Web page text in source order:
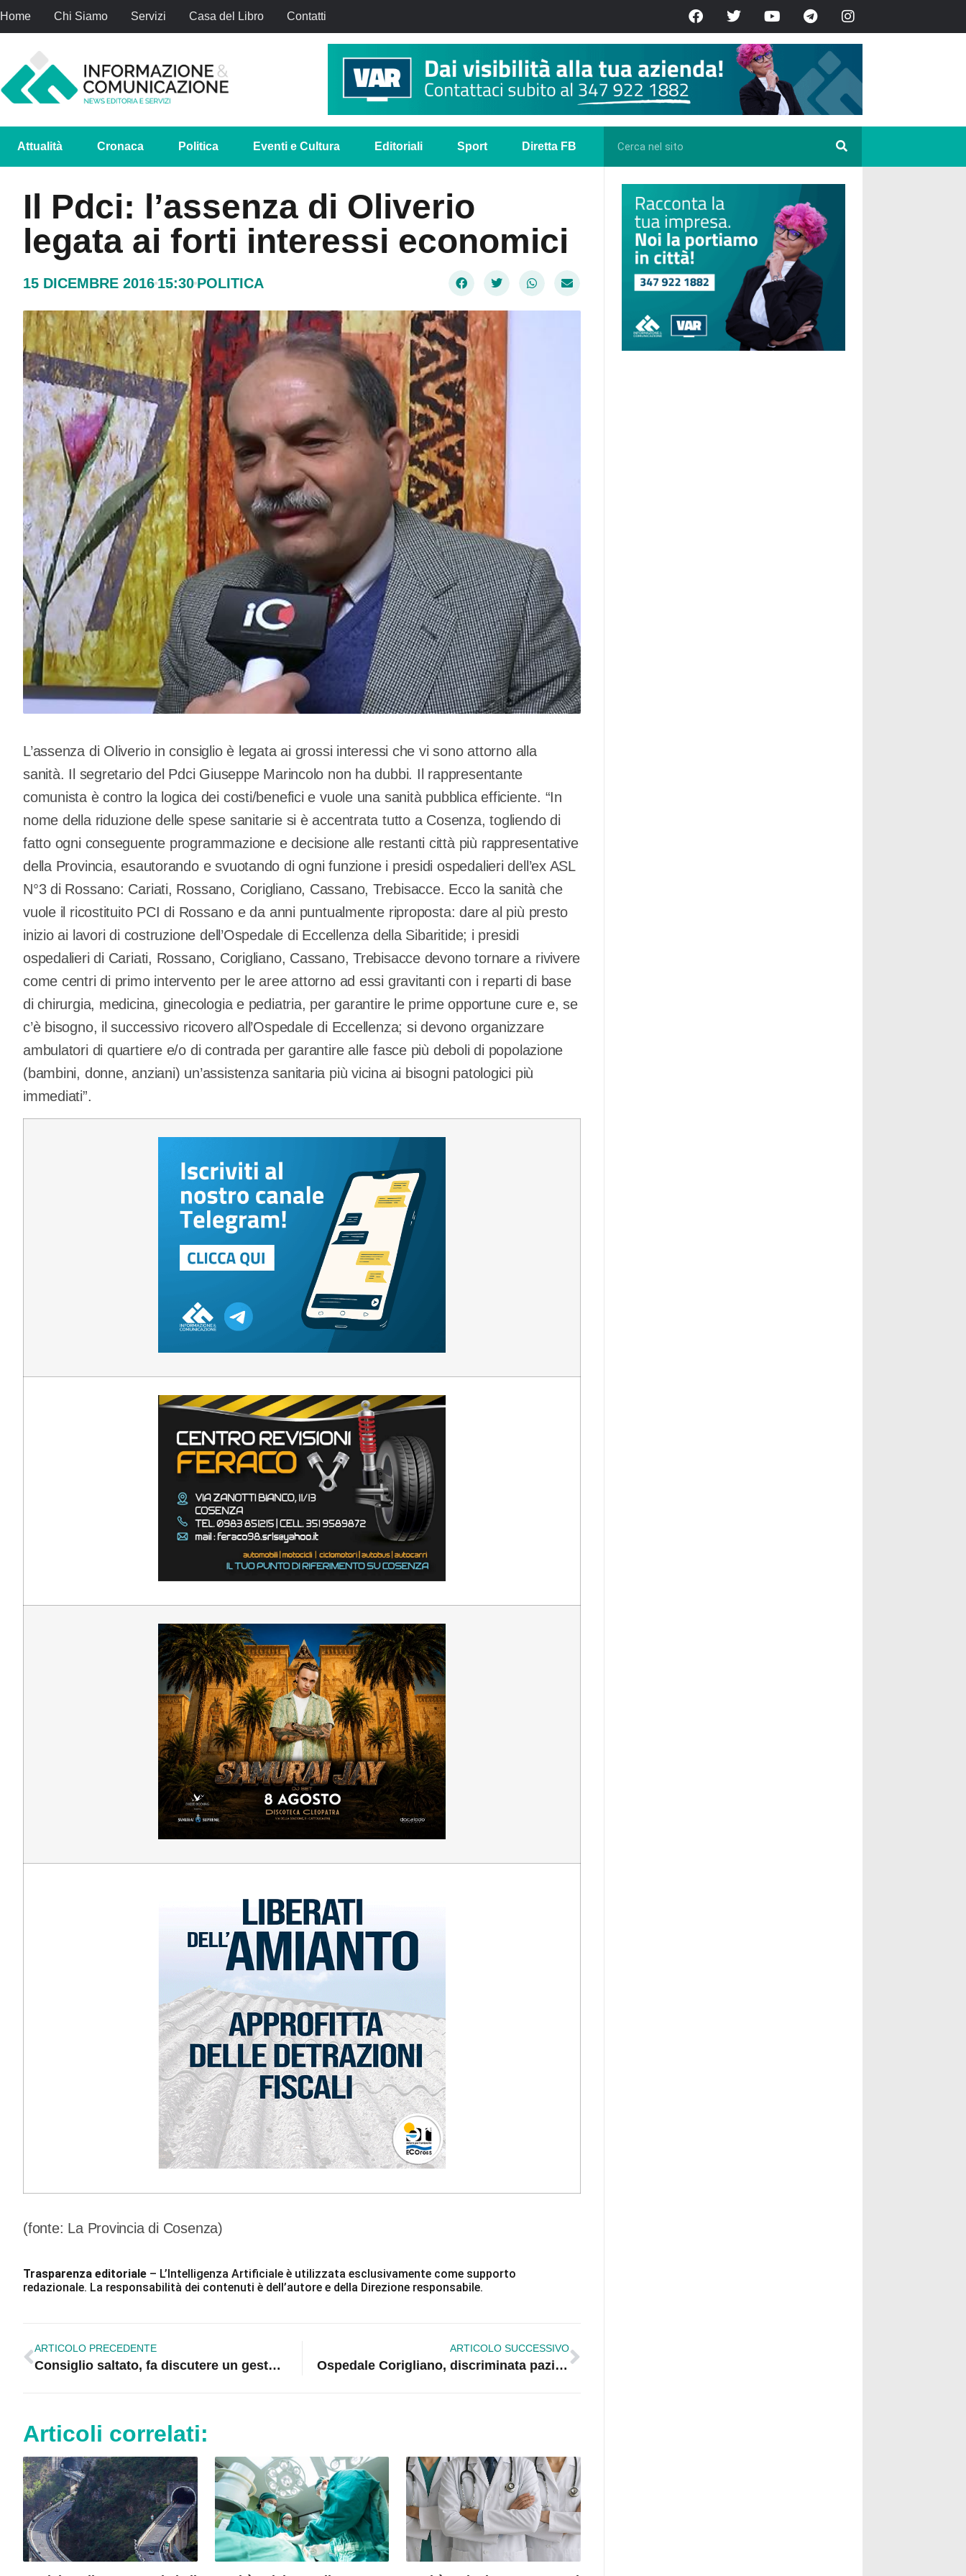
Home Chi Siamo Servizi Casa del Libro Contatti
Attualità Cronaca Politica Eventi e Cultura Editoriali Sport Diretta FB
Il Pdci: l’assenza di Oliverio
legata ai forti interessi economici
15 DICEMBRE 2016 15:30 POLITICA
L’assenza di Oliverio in consiglio è legata ai grossi interessi che vi sono attorno alla
sanità. Il segretario del Pdci Giuseppe Marincolo non ha dubbi. Il rappresentante
comunista è contro la logica dei costi/benefici e vuole una sanità pubblica efficiente. “In
nome della riduzione delle spese sanitarie si è accentrata tutto a Cosenza, togliendo di
fatto ogni conseguente programmazione e decisione alle restanti città più rappresentative
della Provincia, esautorando e svuotando di ogni funzione i presidi ospedalieri dell’ex ASL
N°3 di Rossano: Cariati, Rossano, Corigliano, Cassano, Trebisacce. Ecco la sanità che
vuole il ricostituito PCI di Rossano e da anni puntualmente riproposta: dare al più presto
inizio ai lavori di costruzione dell’Ospedale di Eccellenza della Sibaritide; i presidi
ospedalieri di Cariati, Rossano, Corigliano, Cassano, Trebisacce devono tornare a rivivere
come centri di primo intervento per le aree attorno ad essi gravitanti con i reparti di base
di chirurgia, medicina, ginecologia e pediatria, per garantire le prime opportune cure e, se
c’è bisogno, il successivo ricovero all’Ospedale di Eccellenza; si devono organizzare
ambulatori di quartiere e/o di contrada per garantire alle fasce più deboli di popolazione
(bambini, donne, anziani) un’assistenza sanitaria più vicina ai bisogni patologici più
immediati”.
(fonte: La Provincia di Cosenza)
Trasparenza editoriale – L’Intelligenza Artificiale è utilizzata esclusivamente come supporto
redazionale. La responsabilità dei contenuti è dell’autore e della Direzione responsabile.
ARTICOLO PRECEDENTE
Consiglio saltato, fa discutere un gesto di minaccia in assise
ARTICOLO SUCCESSIVO
Ospedale Corigliano, discriminata paziente nigeriana
Articoli correlati: